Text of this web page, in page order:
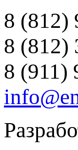
8 (812)
8 (812)
8 (911)